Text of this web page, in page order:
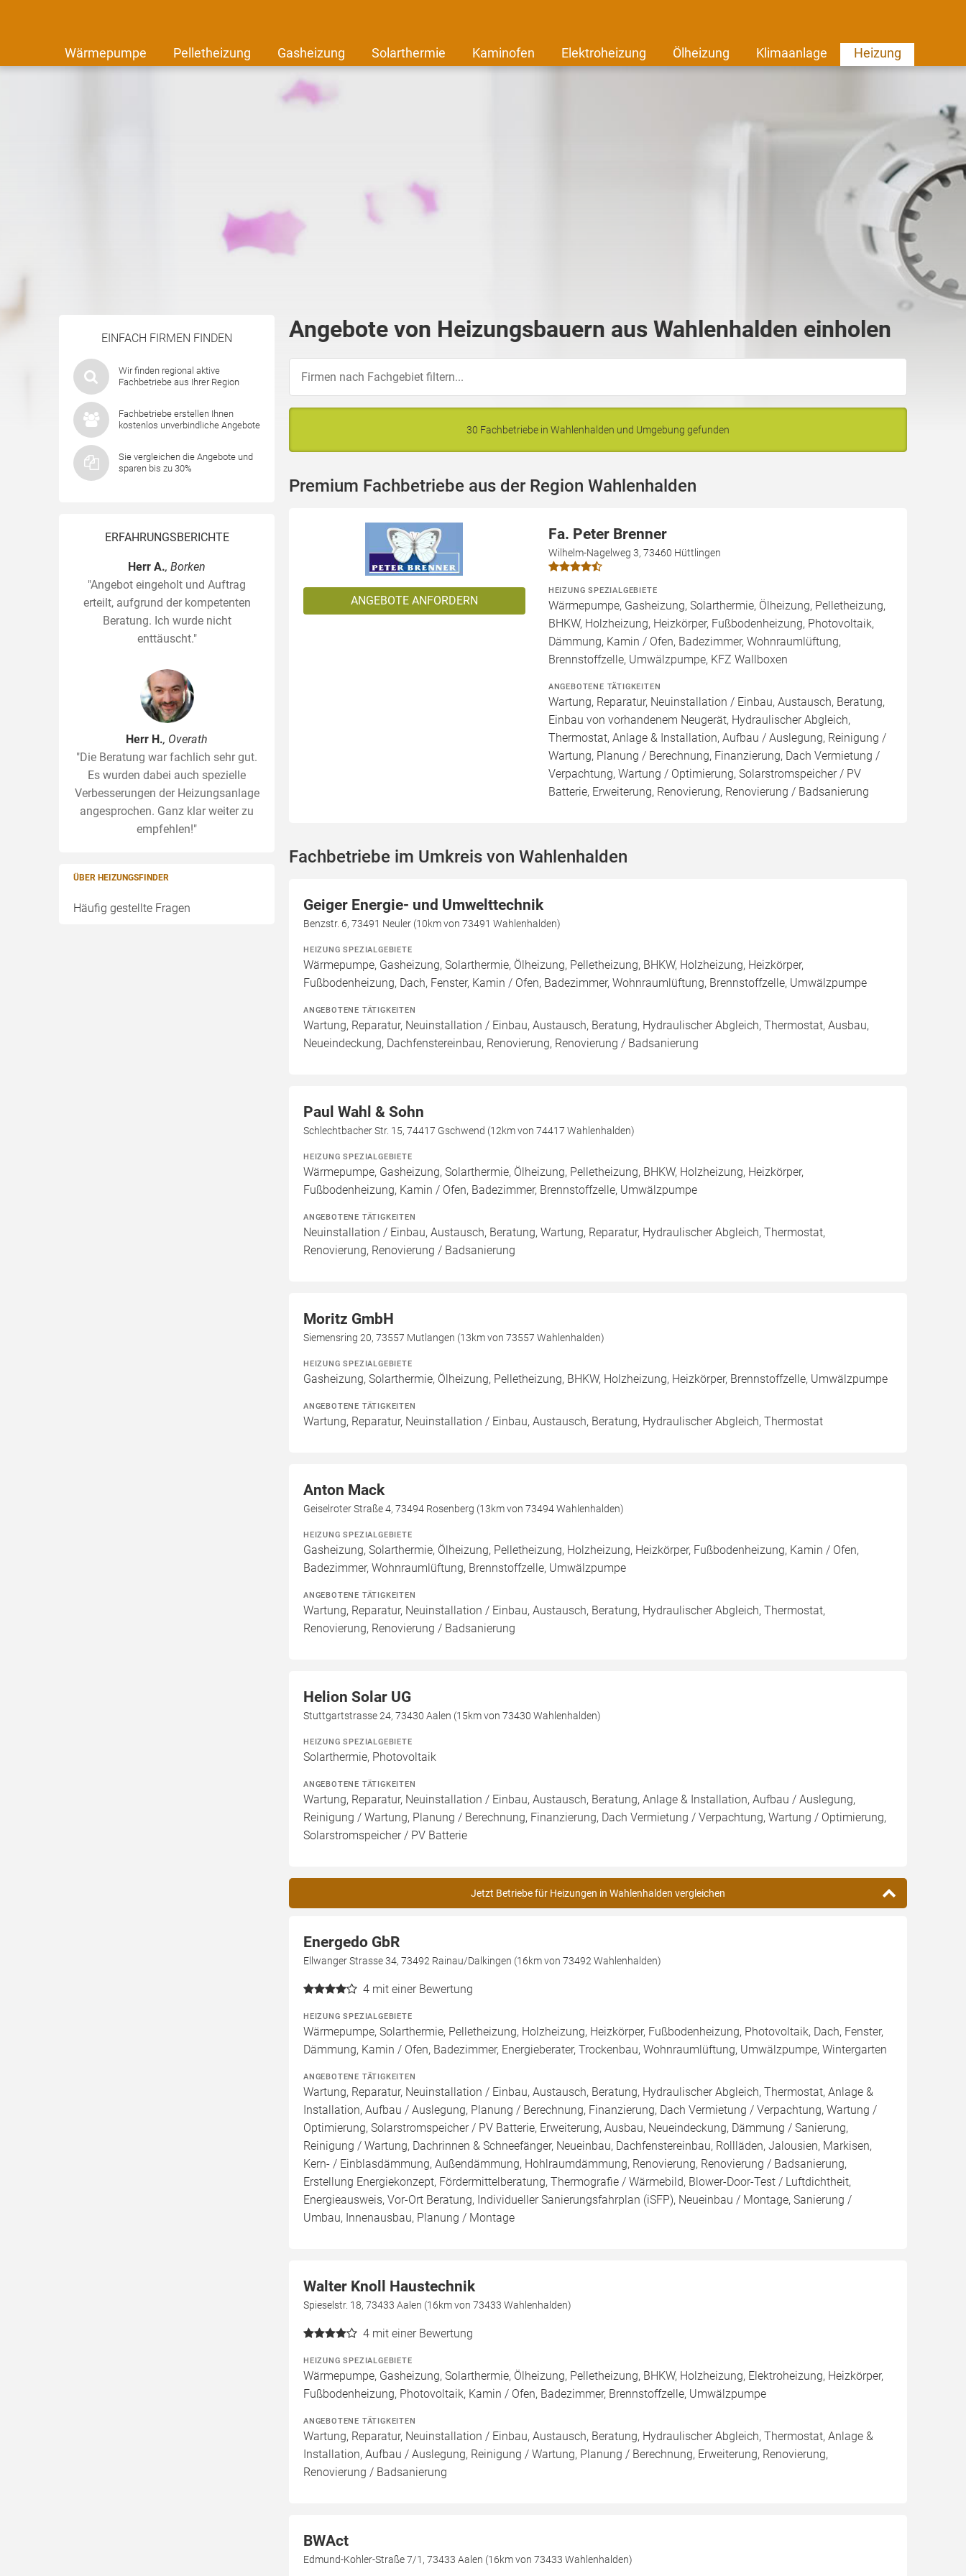
Wärmepumpe Pelletheizung Gasheizung Solarthermie Kaminofen Elektroheizung Ölheizung Klimaanlage Heizung
EINFACH FIRMEN FINDEN
Wir finden regional aktive
Fachbetriebe aus Ihrer Region
Fachbetriebe erstellen Ihnen
kostenlos unverbindliche Angebote
Sie vergleichen die Angebote und
sparen bis zu 30%
ERFAHRUNGSBERICHTE
Herr A., Borken
"Angebot eingeholt und Auftrag
erteilt, aufgrund der kompetenten
Beratung. Ich wurde nicht
enttäuscht."
Herr H., Overath
"Die Beratung war fachlich sehr gut.
Es wurden dabei auch spezielle
Verbesserungen der Heizungsanlage
angesprochen. Ganz klar weiter zu
empfehlen!"
ÜBER HEIZUNGSFINDER
Häufig gestellte Fragen
Angebote von Heizungsbauern aus Wahlenhalden einholen
30 Fachbetriebe in Wahlenhalden und Umgebung gefunden
Premium Fachbetriebe aus der Region Wahlenhalden
ANGEBOTE ANFORDERN
Fa. Peter Brenner
Wilhelm-Nagelweg 3, 73460 Hüttlingen
HEIZUNG SPEZIALGEBIETE
Wärmepumpe, Gasheizung, Solarthermie, Ölheizung, Pelletheizung,
BHKW, Holzheizung, Heizkörper, Fußbodenheizung, Photovoltaik,
Dämmung, Kamin / Ofen, Badezimmer, Wohnraumlüftung,
Brennstoffzelle, Umwälzpumpe, KFZ Wallboxen
ANGEBOTENE TÄTIGKEITEN
Wartung, Reparatur, Neuinstallation / Einbau, Austausch, Beratung,
Einbau von vorhandenem Neugerät, Hydraulischer Abgleich,
Thermostat, Anlage & Installation, Aufbau / Auslegung, Reinigung /
Wartung, Planung / Berechnung, Finanzierung, Dach Vermietung /
Verpachtung, Wartung / Optimierung, Solarstromspeicher / PV
Batterie, Erweiterung, Renovierung, Renovierung / Badsanierung
Fachbetriebe im Umkreis von Wahlenhalden
Geiger Energie- und Umwelttechnik
Benzstr. 6, 73491 Neuler (10km von 73491 Wahlenhalden)
HEIZUNG SPEZIALGEBIETE
Wärmepumpe, Gasheizung, Solarthermie, Ölheizung, Pelletheizung, BHKW, Holzheizung, Heizkörper,
Fußbodenheizung, Dach, Fenster, Kamin / Ofen, Badezimmer, Wohnraumlüftung, Brennstoffzelle, Umwälzpumpe
ANGEBOTENE TÄTIGKEITEN
Wartung, Reparatur, Neuinstallation / Einbau, Austausch, Beratung, Hydraulischer Abgleich, Thermostat, Ausbau,
Neueindeckung, Dachfenstereinbau, Renovierung, Renovierung / Badsanierung
Paul Wahl & Sohn
Schlechtbacher Str. 15, 74417 Gschwend (12km von 74417 Wahlenhalden)
HEIZUNG SPEZIALGEBIETE
Wärmepumpe, Gasheizung, Solarthermie, Ölheizung, Pelletheizung, BHKW, Holzheizung, Heizkörper,
Fußbodenheizung, Kamin / Ofen, Badezimmer, Brennstoffzelle, Umwälzpumpe
ANGEBOTENE TÄTIGKEITEN
Neuinstallation / Einbau, Austausch, Beratung, Wartung, Reparatur, Hydraulischer Abgleich, Thermostat,
Renovierung, Renovierung / Badsanierung
Moritz GmbH
Siemensring 20, 73557 Mutlangen (13km von 73557 Wahlenhalden)
HEIZUNG SPEZIALGEBIETE
Gasheizung, Solarthermie, Ölheizung, Pelletheizung, BHKW, Holzheizung, Heizkörper, Brennstoffzelle, Umwälzpumpe
ANGEBOTENE TÄTIGKEITEN
Wartung, Reparatur, Neuinstallation / Einbau, Austausch, Beratung, Hydraulischer Abgleich, Thermostat
Anton Mack
Geiselroter Straße 4, 73494 Rosenberg (13km von 73494 Wahlenhalden)
HEIZUNG SPEZIALGEBIETE
Gasheizung, Solarthermie, Ölheizung, Pelletheizung, Holzheizung, Heizkörper, Fußbodenheizung, Kamin / Ofen,
Badezimmer, Wohnraumlüftung, Brennstoffzelle, Umwälzpumpe
ANGEBOTENE TÄTIGKEITEN
Wartung, Reparatur, Neuinstallation / Einbau, Austausch, Beratung, Hydraulischer Abgleich, Thermostat,
Renovierung, Renovierung / Badsanierung
Helion Solar UG
Stuttgartstrasse 24, 73430 Aalen (15km von 73430 Wahlenhalden)
HEIZUNG SPEZIALGEBIETE
Solarthermie, Photovoltaik
ANGEBOTENE TÄTIGKEITEN
Wartung, Reparatur, Neuinstallation / Einbau, Austausch, Beratung, Anlage & Installation, Aufbau / Auslegung,
Reinigung / Wartung, Planung / Berechnung, Finanzierung, Dach Vermietung / Verpachtung, Wartung / Optimierung,
Solarstromspeicher / PV Batterie
Jetzt Betriebe für Heizungen in Wahlenhalden vergleichen
Energedo GbR
Ellwanger Strasse 34, 73492 Rainau/Dalkingen (16km von 73492 Wahlenhalden)
4 mit einer Bewertung
HEIZUNG SPEZIALGEBIETE
Wärmepumpe, Solarthermie, Pelletheizung, Holzheizung, Heizkörper, Fußbodenheizung, Photovoltaik, Dach, Fenster,
Dämmung, Kamin / Ofen, Badezimmer, Energieberater, Trockenbau, Wohnraumlüftung, Umwälzpumpe, Wintergarten
ANGEBOTENE TÄTIGKEITEN
Wartung, Reparatur, Neuinstallation / Einbau, Austausch, Beratung, Hydraulischer Abgleich, Thermostat, Anlage &
Installation, Aufbau / Auslegung, Planung / Berechnung, Finanzierung, Dach Vermietung / Verpachtung, Wartung /
Optimierung, Solarstromspeicher / PV Batterie, Erweiterung, Ausbau, Neueindeckung, Dämmung / Sanierung,
Reinigung / Wartung, Dachrinnen & Schneefänger, Neueinbau, Dachfenstereinbau, Rollläden, Jalousien, Markisen,
Kern- / Einblasdämmung, Außendämmung, Hohlraumdämmung, Renovierung, Renovierung / Badsanierung,
Erstellung Energiekonzept, Fördermittelberatung, Thermografie / Wärmebild, Blower-Door-Test / Luftdichtheit,
Energieausweis, Vor-Ort Beratung, Individueller Sanierungsfahrplan (iSFP), Neueinbau / Montage, Sanierung /
Umbau, Innenausbau, Planung / Montage
Walter Knoll Haustechnik
Spieselstr. 18, 73433 Aalen (16km von 73433 Wahlenhalden)
4 mit einer Bewertung
HEIZUNG SPEZIALGEBIETE
Wärmepumpe, Gasheizung, Solarthermie, Ölheizung, Pelletheizung, BHKW, Holzheizung, Elektroheizung, Heizkörper,
Fußbodenheizung, Photovoltaik, Kamin / Ofen, Badezimmer, Brennstoffzelle, Umwälzpumpe
ANGEBOTENE TÄTIGKEITEN
Wartung, Reparatur, Neuinstallation / Einbau, Austausch, Beratung, Hydraulischer Abgleich, Thermostat, Anlage &
Installation, Aufbau / Auslegung, Reinigung / Wartung, Planung / Berechnung, Erweiterung, Renovierung,
Renovierung / Badsanierung
BWAct
Edmund-Kohler-Straße 7/1, 73433 Aalen (16km von 73433 Wahlenhalden)